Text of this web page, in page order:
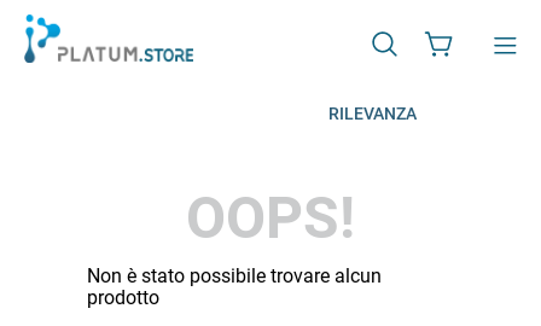
RILEVANZA
OOPS!
Non è stato possibile trovare alcun
prodotto